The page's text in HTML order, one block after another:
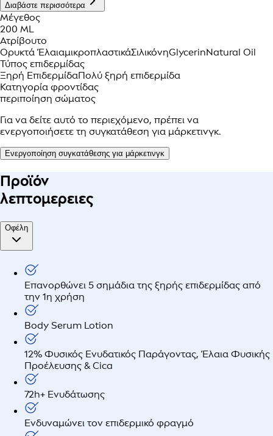
Διαβάστε περισσότερα
Μέγεθος
200 ML
Ατρίβουτο
Ορυκτά ΈλαιαμικροπλαστικάΣιλικόνηGlycerinNatural Oil
Τύπος επιδερμίδας
Ξηρή ΕπιδερμίδαΠολύ ξηρή επιδερμίδα
Κατηγορία φροντίδας
περιποίηση σώματος
Για να δείτε αυτό το περιεχόμενο, πρέπει να
ενεργοποιήσετε τη συγκατάθεση για μάρκετινγκ.
Ενεργοποίηση συγκατάθεσης για μάρκετινγκ
Προϊόν
λεπτομερειες
Οφέλη
Επανορθώνει 5 σημάδια της ξηρής επιδερμίδας από
την 1η χρήση
Body Serum Lotion
12% Φυσικός Ενυδατικός Παράγοντας, Έλαια Φυσικής
Προέλευσης & Cica
72h+ Ενυδάτωσης
Ενδυναμώνει τον επιδερμικό φραγμό